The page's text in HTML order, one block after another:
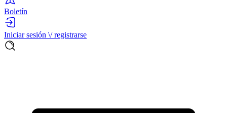
Boletín
Iniciar sesión \/ registrarse